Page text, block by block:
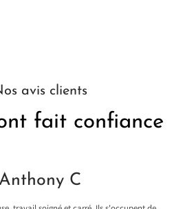
avis clients
fait confiance
Anthony C